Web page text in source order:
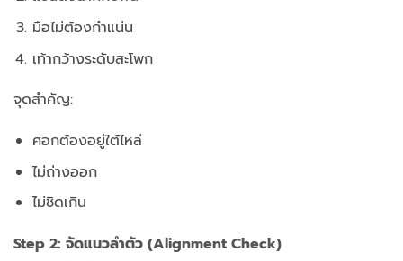
มือไม่ต้องกำแน่น
เท้ากว้างระดับสะโพก
จุดสำคัญ:
ศอกต้องอยู่ใต้ไหล่
ไม่ถ่างออก
ไม่ชิดเกิน
Step 2: จัดแนวลำตัว (Alignment Check)